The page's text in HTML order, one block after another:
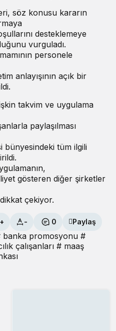
söz konusu kararın
desteklemeye
vurguladı.
personele
anlayışının açık bir
takvim ve uygulama
paylaşılması
bünyesindeki tüm ilgili
gösteren diğer şirketler
çekiyor.
+ - 0 Paylaş
banka promosyonu #
çalışanları # maaş